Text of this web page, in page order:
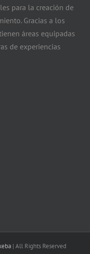
para la creación de
Gracias a los
áreas equipadas
de experiencias
| All Rights Reserved